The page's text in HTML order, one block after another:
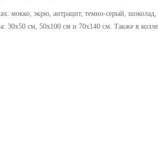
мокко, экрю, антрацит, темно-серый,
30х50 см, 50х100 см и 70х140 см. Также в